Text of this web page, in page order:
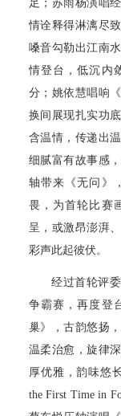
足；苏雨杨演唱
情诠释得淋漓尽
嗓音勾勒出江南
情登台，低沉内
分；姚依慧唱响
换间展现扎实功
含温情，传递出
细腻富有故事感
轴带来《无问》
畏，为首轮比赛
呈，或激昂澎湃
彩声此起彼伏。
经过首轮评
争霸赛，再度登
巢》，古韵悠扬
温柔治愈，旋律
厚优雅，韵味悠
the First Time in